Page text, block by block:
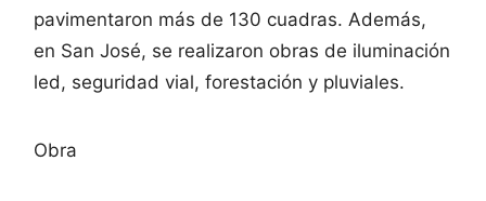
pavimentaron más de 130 cuadras. Además,
en San José, se realizaron obras de iluminación
led, seguridad vial, forestación y pluviales.
Obra